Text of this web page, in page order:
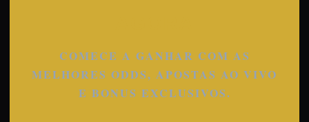
COMECE A GANHAR COM AS
MELHORES ODDS, APOSTAS AO VIVO
E BONUS EXCLUSIVOS.